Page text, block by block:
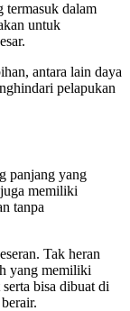
termasuk dalam
untuk
antara lain daya
pelapukan
panjang yang
juga memiliki
tanpa
Tak heran
yang memiliki
bisa dibuat di